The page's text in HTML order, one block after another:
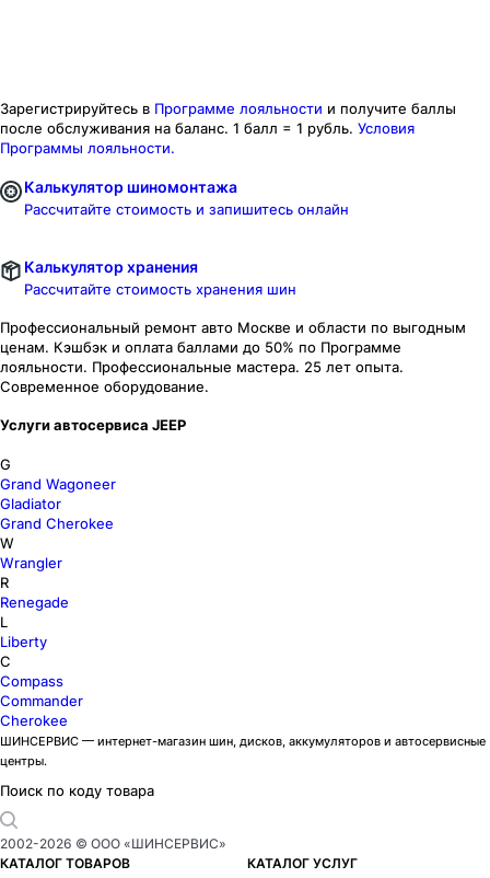
Зарегистрируйтесь в Программе лояльности и получите баллы
после обслуживания на баланс. 1 балл = 1 рубль. Условия
Программы лояльности.
Калькулятор шиномонтажа
Рассчитайте стоимость и запишитесь онлайн
Калькулятор хранения
Рассчитайте стоимость хранения шин
Профессиональный ремонт авто Москве и области по выгодным
ценам. Кэшбэк и оплата баллами до 50% по Программе
лояльности. Профессиональные мастера. 25 лет опыта.
Современное оборудование.
Услуги автосервиса JEEP
G
Grand Wagoneer
Gladiator
Grand Cherokee
W
Wrangler
R
Renegade
L
Liberty
C
Compass
Commander
Cherokee
ШИНСЕРВИС — интернет-магазин шин, дисков, аккумуляторов и автосервисные
центры.
Поиск по коду товара
2002-2026 © ООО «ШИНСЕРВИС»
КАТАЛОГ ТОВАРОВ
КАТАЛОГ УСЛУГ